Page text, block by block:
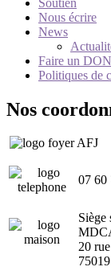
Nous écrire
News
Faire un
Politiques de
Nos
07 60
Siège
20